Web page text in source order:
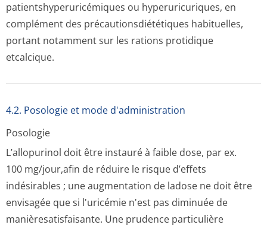
patientshyperu­ricémiques ou hyperuricuriques, en
complément des précautionsdi­ététiques habituelles,
portant notamment sur les rations protidique
etcalcique.
4.2. Posologie et mode d'administration
Posologie
L’allopurinol doit être instauré à faible dose, par ex.
100 mg/jour,afin de réduire le risque d’effets
indésirables ; une augmentation de ladose ne doit être
envisagée que si l'uricémie n'est pas diminuée de
manièresatisfa­isante. Une prudence particulière